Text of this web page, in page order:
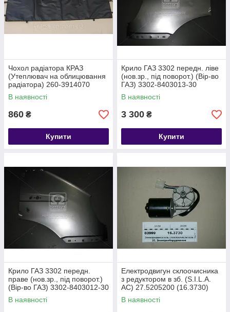
Чохол радіатора КРАЗ
(Утеплювач на облицювання
радіатора) 260-3914070
В наявності
860 ₴
Купити
Крило ГАЗ 3302 передн. ліве
(нов.зр., під поворот.) (Вір-во
ГАЗ) 3302-8403013-30
В наявності
3 300 ₴
Купити
Крило ГАЗ 3302 передн.
праве (нов.зр., під поворот.)
(Вір-во ГАЗ) 3302-8403012-30
В наявності
Електродвигун склоочисника
з редуктором в зб. (S.I.L.A.
AC) 27.5205200 (16.3730)
В наявності